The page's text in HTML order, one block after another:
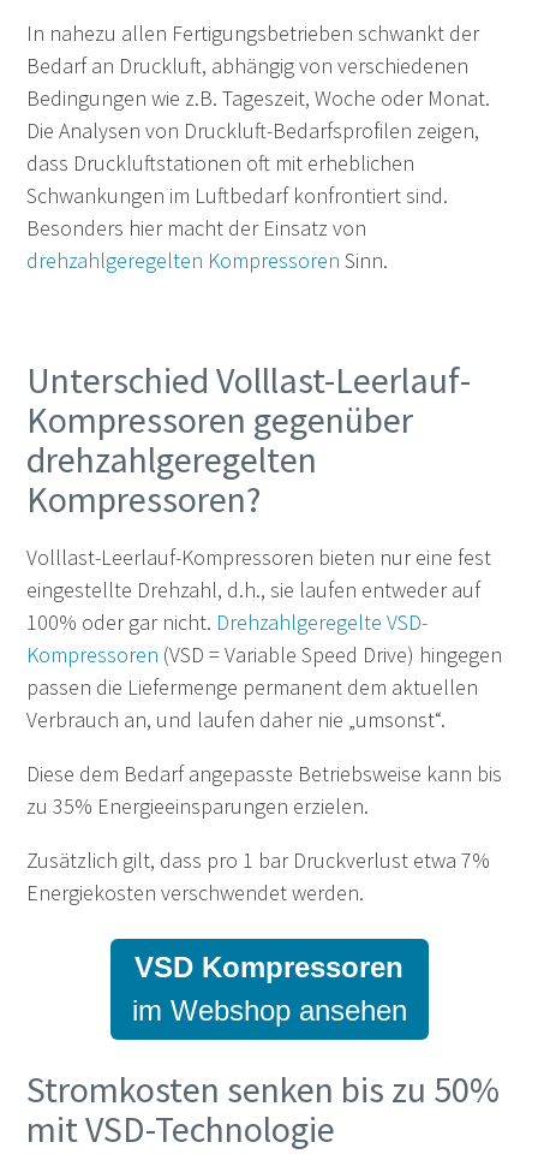
In nahezu allen Fertigungsbetrieben schwankt der
Bedarf an Druckluft, abhängig von verschiedenen
Bedingungen wie z.B. Tageszeit, Woche oder Monat.
Die Analysen von Druckluft-Bedarfsprofilen zeigen,
dass Druckluftstationen oft mit erheblichen
Schwankungen im Luftbedarf konfrontiert sind.
Besonders hier macht der Einsatz von
drehzahlgeregelten Kompressoren Sinn.
Unterschied Volllast-Leerlauf-
Kompressoren gegenüber
drehzahlgeregelten
Kompressoren?
Volllast-Leerlauf-Kompressoren bieten nur eine fest
eingestellte Drehzahl, d.h., sie laufen entweder auf
100% oder gar nicht. Drehzahlgeregelte VSD-
Kompressoren (VSD = Variable Speed Drive) hingegen
passen die Liefermenge permanent dem aktuellen
Verbrauch an, und laufen daher nie „umsonst“.
Diese dem Bedarf angepasste Betriebsweise kann bis
zu 35% Energieeinsparungen erzielen.
Zusätzlich gilt, dass pro 1 bar Druckverlust etwa 7%
Energiekosten verschwendet werden.
VSD Kompressoren
im Webshop ansehen
Stromkosten senken bis zu 50%
mit VSD-Technologie